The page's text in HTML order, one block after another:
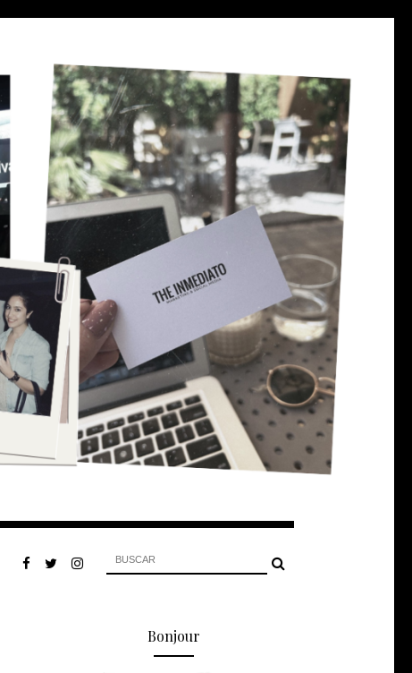
Bonjour